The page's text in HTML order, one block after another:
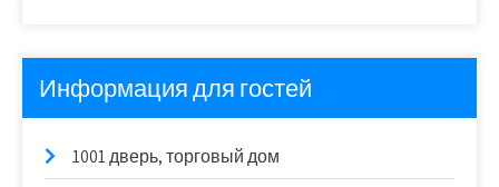
Информация для гостей
1001 дверь, торговый дом